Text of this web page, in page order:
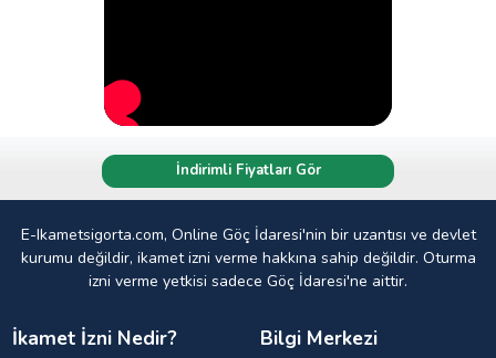
İndirimli Fiyatları Gör
E-Ikametsigorta.com, Online Göç İdaresi'nin bir uzantısı ve devlet
kurumu değildir, ikamet izni verme hakkına sahip değildir. Oturma
izni verme yetkisi sadece Göç İdaresi'ne aittir.
İkamet İzni Nedir? Bilgi Merkezi